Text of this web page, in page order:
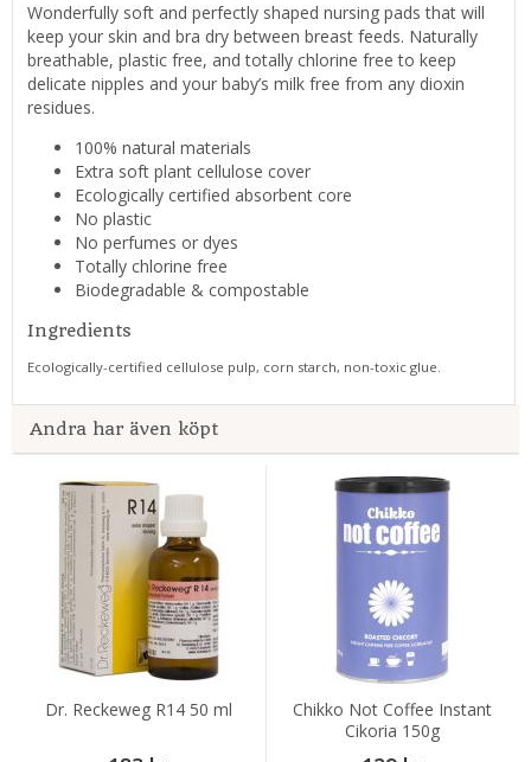
Wonderfully soft and perfectly shaped nursing pads that will
keep your skin and bra dry between breast feeds. Naturally
breathable, plastic free, and totally chlorine free to keep
delicate nipples and your baby’s milk free from any dioxin
residues.
100% natural materials
Extra soft plant cellulose cover
Ecologically certified absorbent core
No plastic
No perfumes or dyes
Totally chlorine free
Biodegradable & compostable
Ingredients
Ecologically-certified cellulose pulp, corn starch, non-toxic glue.
Andra har även köpt
Dr. Reckeweg R14 50 ml
Chikko Not Coffee Instant
Cikoria 150g